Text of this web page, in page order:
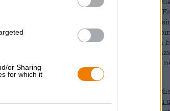
or Sharing
for which it
a preservare questo bene culturale: Felix vom
della birra Johannes Sauer per produrre il
sé molta esperienza nella produzione della
giovane artista Elise. Con la potenza della
una potente Weissbierbock con una
Weisse. La capra carismatica ti avvolge
e malto e allo stesso tempo fa bene.
Elise di Johannes ha disegnato per
statale bavarese per la protezione degli